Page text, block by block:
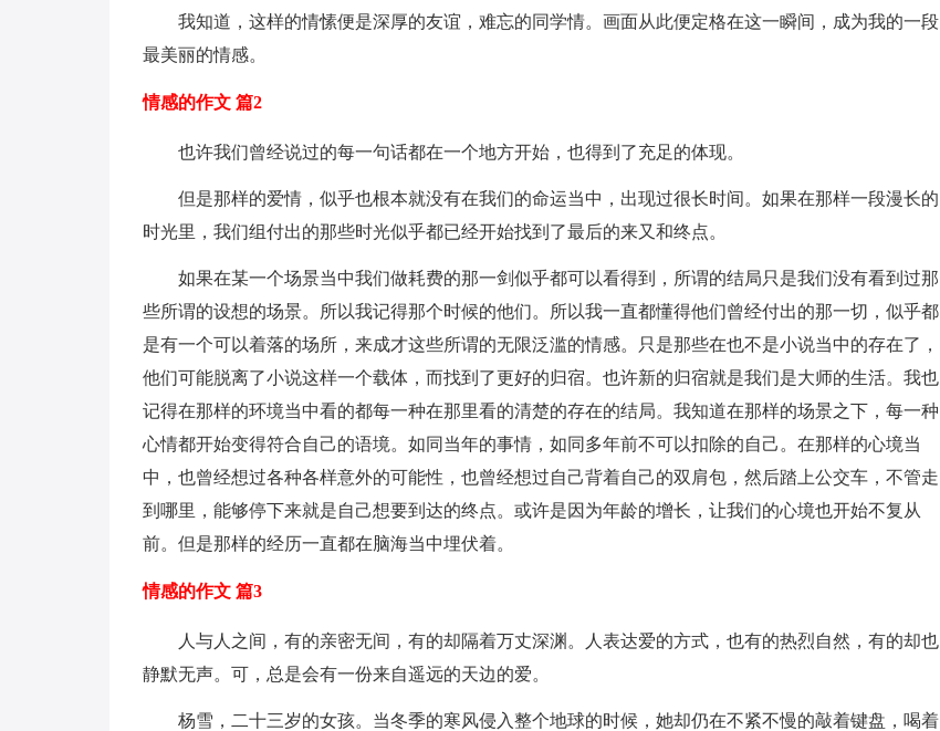
我知道，这样的情愫便是深厚的友谊，难忘的同学情。画面从此便定格在这一瞬间，成为我的一段
最美丽的情感。
情感的作文 篇2
也许我们曾经说过的每一句话都在一个地方开始，也得到了充足的体现。
但是那样的爱情，似乎也根本就没有在我们的命运当中，出现过很长时间。如果在那样一段漫长的
时光里，我们组付出的那些时光似乎都已经开始找到了最后的来又和终点。
如果在某一个场景当中我们做耗费的那一剑似乎都可以看得到，所谓的结局只是我们没有看到过那
些所谓的设想的场景。所以我记得那个时候的他们。所以我一直都懂得他们曾经付出的那一切，似乎都
是有一个可以着落的场所，来成才这些所谓的无限泛滥的情感。只是那些在也不是小说当中的存在了，
他们可能脱离了小说这样一个载体，而找到了更好的归宿。也许新的归宿就是我们是大师的生活。我也
记得在那样的环境当中看的都每一种在那里看的清楚的存在的结局。我知道在那样的场景之下，每一种
心情都开始变得符合自己的语境。如同当年的事情，如同多年前不可以扣除的自己。在那样的心境当
中，也曾经想过各种各样意外的可能性，也曾经想过自己背着自己的双肩包，然后踏上公交车，不管走
到哪里，能够停下来就是自己想要到达的终点。或许是因为年龄的增长，让我们的心境也开始不复从
前。但是那样的经历一直都在脑海当中埋伏着。
情感的作文 篇3
人与人之间，有的亲密无间，有的却隔着万丈深渊。人表达爱的方式，也有的热烈自然，有的却也
静默无声。可，总是会有一份来自遥远的天边的爱。
杨雪，二十三岁的女孩。当冬季的寒风侵入整个地球的时候，她却仍在不紧不慢的敲着键盘，喝着